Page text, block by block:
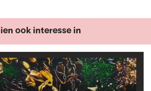
ook interesse in